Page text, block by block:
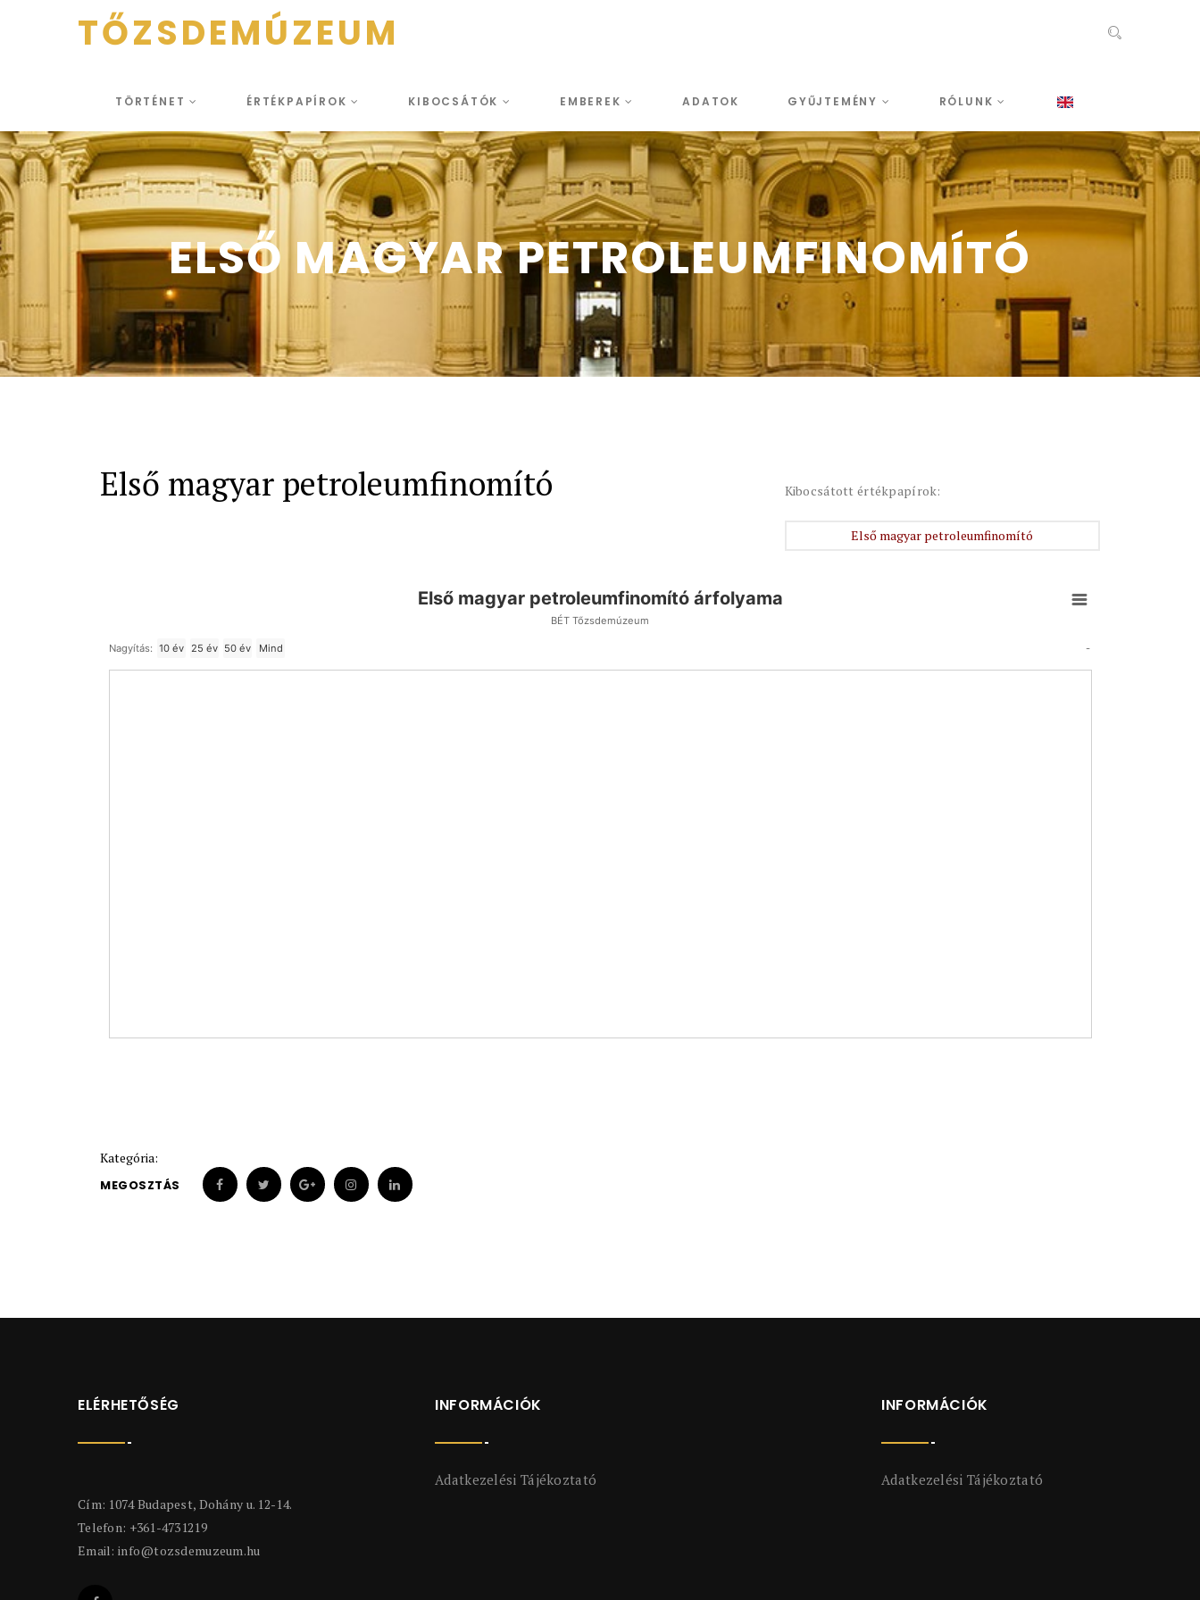
TŐZSDEMÚZEUM
TÖRTÉNET ÉRTÉKPAPÍROK KIBOCSÁTÓK EMBEREK ADATOK GYŰJTEMÉNY RÓLUNK
ELSŐ MAGYAR PETROLEUMFINOMÍTÓ
Első magyar petroleumfinomító Kibocsátott értékpapírok:
Első magyar petroleumfinomító
Első magyar petroleumfinomító árfolyama
BÉT Tőzsdemúzeum
Nagyítás: 10 év 25 év 50 év Mind -
Kategória:
MEGOSZTÁS
ELÉRHETŐSÉG
Cím: 1074 Budapest, Dohány u. 12-14.
Telefon: +361-4731219
Email: info@tozsdemuzeum.hu
INFORMÁCIÓK
Adatkezelési Tájékoztató
INFORMÁCIÓK
Adatkezelési Tájékoztató